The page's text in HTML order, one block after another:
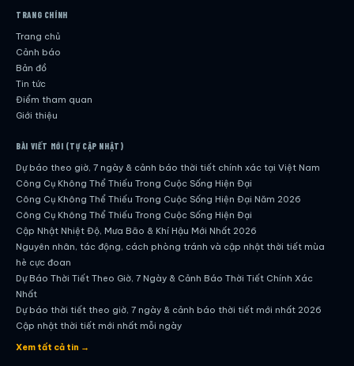
TRANG CHÍNH
Trang chủ
Cảnh báo
Bản đồ
Tin tức
Điểm tham quan
Giới thiệu
BÀI VIẾT MỚI (TỰ CẬP NHẬT)
Dự báo theo giờ, 7 ngày & cảnh báo thời tiết chính xác tại Việt Nam
Công Cụ Không Thể Thiếu Trong Cuộc Sống Hiện Đại
Công Cụ Không Thể Thiếu Trong Cuộc Sống Hiện Đại Năm 2026
Công Cụ Không Thể Thiếu Trong Cuộc Sống Hiện Đại
Cập Nhật Nhiệt Độ, Mưa Bão & Khí Hậu Mới Nhất 2026
Nguyên nhân, tác động, cách phòng tránh và cập nhật thời tiết mùa
hè cực đoan
Dự Báo Thời Tiết Theo Giờ, 7 Ngày & Cảnh Báo Thời Tiết Chính Xác
Nhất
Dự báo thời tiết theo giờ, 7 ngày & cảnh báo thời tiết mới nhất 2026
Cập nhật thời tiết mới nhất mỗi ngày
Hướng dẫn đầy đủ về dự báo thời tiết hiện đại
Xem tất cả tin →